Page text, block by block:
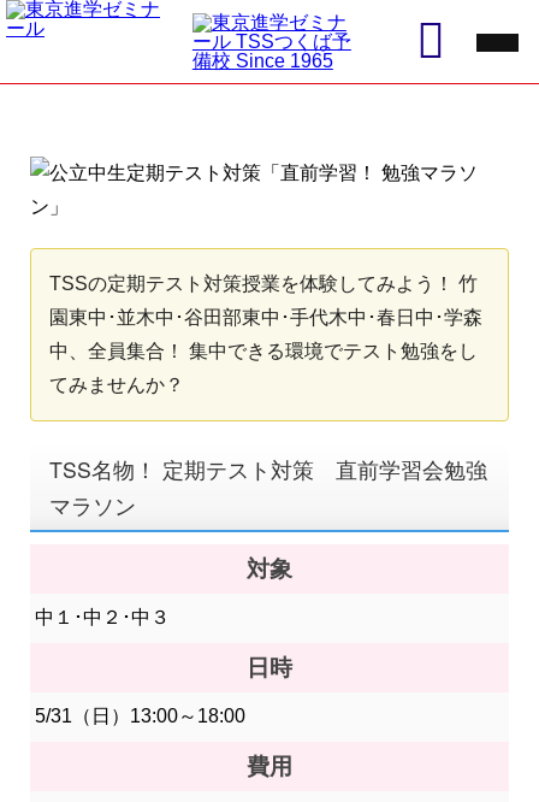
TSSの定期テスト対策授業を体験してみよう！ 竹
園東中･並木中･谷田部東中･手代木中･春日中･学森
中、全員集合！ 集中できる環境でテスト勉強をし
てみませんか？
TSS名物！ 定期テスト対策 直前学習会勉強
マラソン
対象
中１･中２･中３
日時
5/31（日）13:00～18:00
費用